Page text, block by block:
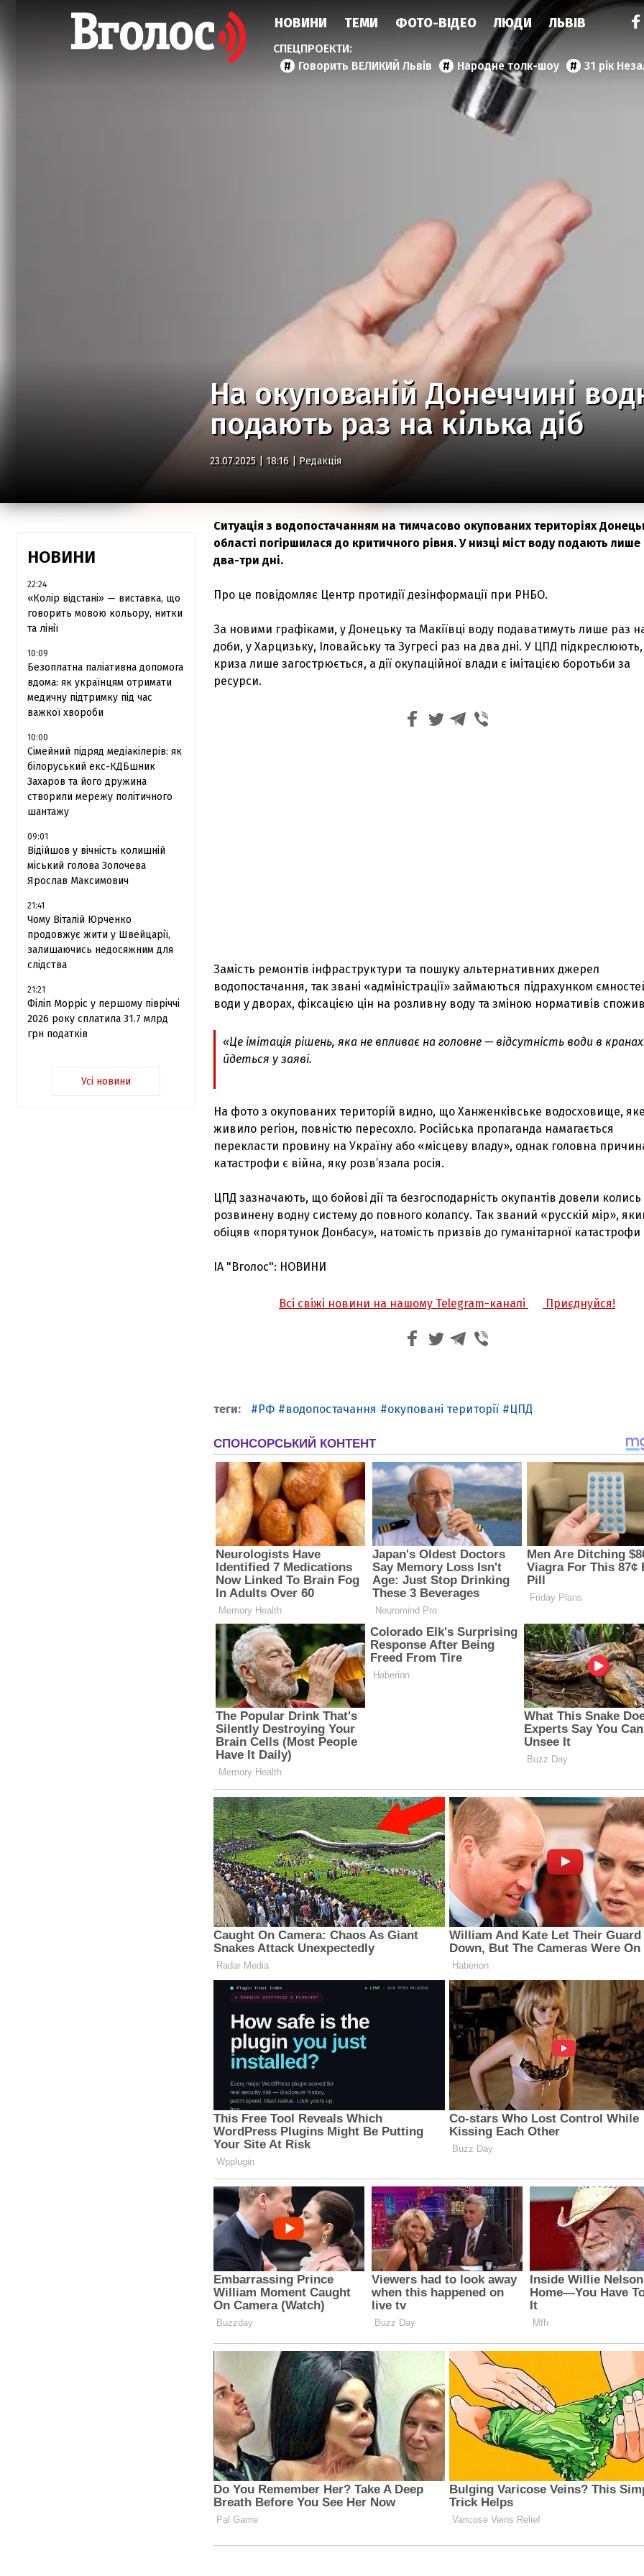
НОВИНИ ТЕМИ ФОТО-ВІДЕО ЛЮДИ ЛЬВІВ
Говорить ВЕЛИКИЙ Львів Народне толк-шоу 31 рік
На окупованій Донеччині
подають раз на кілька діб
23.07.2025 | 18:16 | Редакція
НОВИНИ
22:24
«Колір відстані» — виставка, що
говорить мовою кольору, нитки
та лінії
10:09
Безоплатна паліативна допомога
вдома: як українцям отримати
медичну підтримку під час
важкої хвороби
10:00
Сімейний підряд медіакілерів: як
білоруський екс-КДБшник
Захаров та його дружина
створили мережу політичного
шантажу
09:01
Відійшов у вічність колишній
міський голова Золочева
Ярослав Максимович
21:41
Чому Віталій Юрченко
продовжує жити у Швейцарії,
залишаючись недосяжним для
слідства
21:21
Філіп Морріс у першому півріччі
2026 року сплатила 31.7 млрд
грн податків
Усі новини
Ситуація з водопостачанням на тимчасово окупованих територіях
області погіршилася до критичного рівня. У низці міст воду подають лише
два-три дні.
Про це повідомляє Центр протидії дезінформації при РНБО.
За новими графіками, у Донецьку та Макіївці воду подаватимуть лише раз
доби, у Харцизьку, Іловайську та Зугресі раз на два дні. У ЦПД
криза лише загострюється, а дії окупаційної влади є імітацією боротьби за
ресурси.
Замість ремонтів інфраструктури та пошуку альтернативних джерел
водопостачання, так звані «адміністрації» займаються підрахунком
води у дворах, фіксацією цін на розливну воду та зміною нормативів
«Це імітація рішень, яка не впливає на головне — відсутність води в
йдеться у заяві.
На фото з окупованих територій видно, що Ханженківське водосховище, яке
живило регіон, повністю пересохло. Російська пропаганда намагається
перекласти провину на Україну або «місцеву владу», однак головна
катастрофи є війна, яку розв’язала росія.
ЦПД зазначають, що бойові дії та безгосподарність окупантів довели колись
розвинену водну систему до повного колапсу. Так званий «русскій мір»,
обіцяв «порятунок Донбасу», натомість призвів до гуманітарної катастрофи
ІА "Вголос": НОВИНИ
Всі свіжі новини на нашому Telegram-каналі Приєднуйся!
РФ водопостачання окуповані території ЦПД